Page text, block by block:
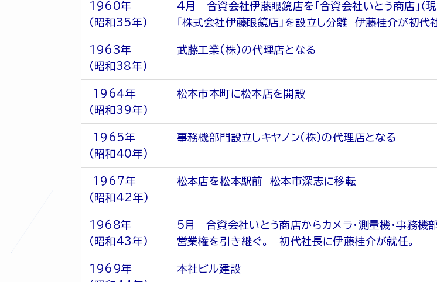
1960年
(昭和35年)
4月 合資会社伊藤眼鏡店を「合資会社いとう商店」（
「株式会社伊藤眼鏡店」を設立し分離 伊藤桂介が初代
1963年
(昭和38年)
武藤工業(株)の代理店となる
1964年
(昭和39年)
松本市本町に松本店を開設
1965年
(昭和40年)
事務機部門設立しキヤノン(株)の代理店となる
1967年
(昭和42年)
松本店を松本駅前 松本市深志に移転
1968年
(昭和43年)
5月 合資会社いとう商店からカメラ・測量機・事務機部
営業権を引き継ぐ。 初代社長に伊藤桂介が就任。
1969年
本社ビル建設